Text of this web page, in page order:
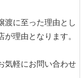
渡に至った理由とし
理由となります。
気軽にお問い合わせ